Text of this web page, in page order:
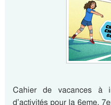
Cahier de vacances à
d’activités pour la 6eme,